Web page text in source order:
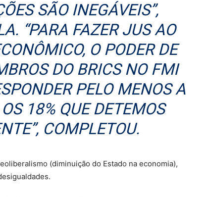
SÃO INEGÁVEIS”,
“PARA FAZER JUS AO
O PODER DE
DO BRICS NO FMI
PELO MENOS A
18% QUE DETEMOS
COMPLETOU.
(diminuição do Estado na economia),